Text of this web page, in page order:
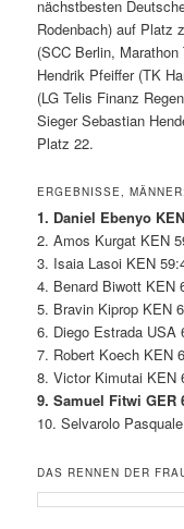
nächstbesten
Rodenbach) auf Platz
(SCC Berlin,
Hendrik Pfeiffer (TK
(LG Telis Finanz
Sieger Sebastian
Platz 22.
ERGEBNISSE, MÄNNER:
1. Daniel Ebenyo
2. Amos Kurgat KEN
3. Isaia Lasoi KEN
4. Benard Biwott KEN
5. Bravin Kiprop KEN
6. Diego Estrada USA
7. Robert Koech KEN
8. Victor Kimutai KEN
9. Samuel Fitwi GER
10. Selvarolo
DAS RENNEN DER